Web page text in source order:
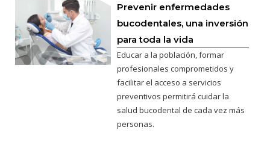
Prevenir enfermedades
bucodentales, una inversión
para toda la vida
Educar a la población, formar
profesionales comprometidos y
facilitar el acceso a servicios
preventivos permitirá cuidar la
salud bucodental de cada vez más
personas.